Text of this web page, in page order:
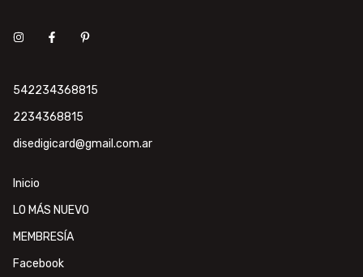
542234368815
2234368815
disedigicard@gmail.com.ar
Inicio
LO MÁS NUEVO
MEMBRESÍA
Facebook